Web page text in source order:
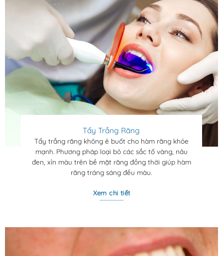
Tẩy Trắng Răng
Tẩy trắng răng không ê buốt cho hàm răng khỏe
mạnh. Phương pháp loại bỏ các sắc tố vàng, nâu
đen, xỉn màu trên bề mặt răng đồng thời giúp hàm
răng tráng sáng đều màu.
Xem chi tiết